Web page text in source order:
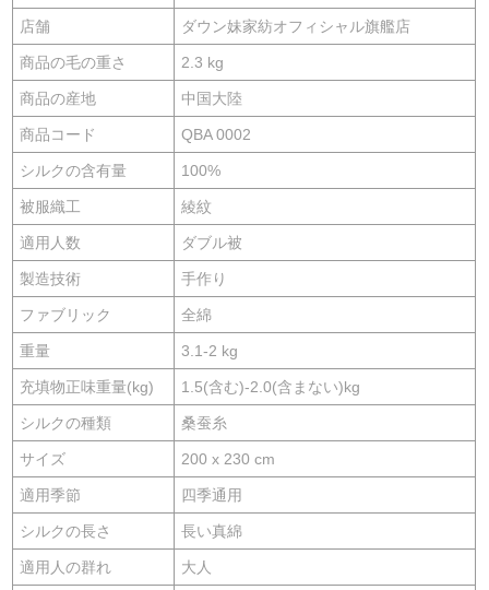
店舗 ダウン妹家紡オフィシャル旗艦店
商品の毛の重さ 2.3 kg
商品の産地 中国大陸
商品コード QBA 0002
シルクの含有量 100%
被服織工 綾紋
適用人数 ダブル被
製造技術 手作り
ファブリック 全綿
重量 3.1-2 kg
充填物正味重量(kg) 1.5(含む)-2.0(含まない)kg
シルクの種類 桑蚕糸
サイズ 200 x 230 cm
適用季節 四季通用
シルクの長さ 長い真綿
適用人の群れ 大人